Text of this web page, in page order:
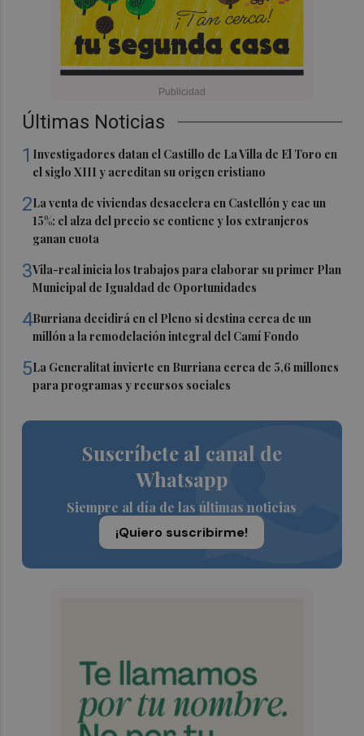
Últimas Noticias
1 Investigadores datan el Castillo de La Villa de El Toro en
el siglo XIII y acreditan su origen cristiano
2La venta de viviendas desacelera en Castellón y cae un
15%: el alza del precio se contiene y los extranjeros
ganan cuota
3Vila-real inicia los trabajos para elaborar su primer Plan
Municipal de Igualdad de Oportunidades
4Burriana decidirá en el Pleno si destina cerca de un
millón a la remodelación integral del Camí Fondo
5La Generalitat invierte en Burriana cerca de 5,6 millones
para programas y recursos sociales
Suscríbete al canal de
Whatsapp
Siempre al día de las últimas noticias
¡Quiero suscribirme!